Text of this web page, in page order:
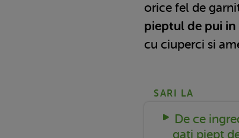
orice fel de
pieptul de pui in
cu ciuperci si
SARI LA
De ce
gati piept